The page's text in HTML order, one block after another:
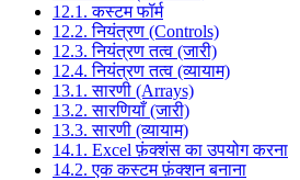
12.1. कस्टम फॉर्म
12.2. नियंत्रण (Controls)
12.3. नियंत्रण तत्व (जारी)
12.4. नियंत्रण तत्व (व्यायाम)
13.1. सारणी (Arrays)
13.2. सारणियाँ (जारी)
13.3. सारणी (व्यायाम)
14.1. Excel फ़ंक्शंस का उपयोग करना
14.2. एक कस्टम फ़ंक्शन बनाना